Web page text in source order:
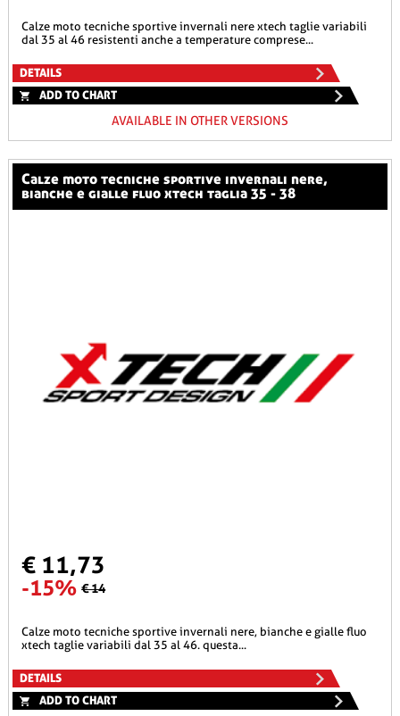
calze moto tecniche sportive invernali nere xtech taglie variabili
dal 35 al 46 resistenti anche a temperature comprese...
DETAILS
ADD TO CHART
AVAILABLE IN OTHER VERSIONS
calze moto tecniche sportive invernali nere,
bianche e gialle fluo xtech taglia 35 - 38
€ 11,73
-15% € 14
calze moto tecniche sportive invernali nere, bianche e gialle fluo
xtech taglie variabili dal 35 al 46. questa...
DETAILS
ADD TO CHART